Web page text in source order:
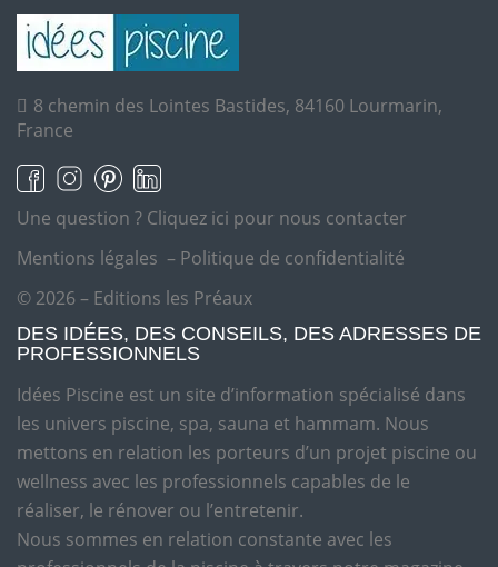
8 chemin des Lointes Bastides, 84160 Lourmarin,
France
Une question ? Cliquez ici pour nous contacter
Mentions légales – Politique de confidentialité
© 2026 – Editions les Préaux
DES IDÉES, DES CONSEILS, DES ADRESSES DE
PROFESSIONNELS
Idées Piscine est un site d’information spécialisé dans
les univers piscine, spa, sauna et hammam. Nous
mettons en relation les porteurs d’un projet piscine ou
wellness avec les professionnels capables de le
réaliser, le rénover ou l’entretenir.
Nous sommes en relation constante avec les